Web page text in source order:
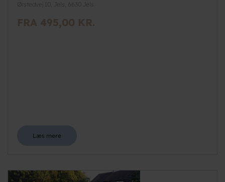
Ørstedvej 10, Jels, 6630 Jels
FRA 495,00 KR.
Læs mere